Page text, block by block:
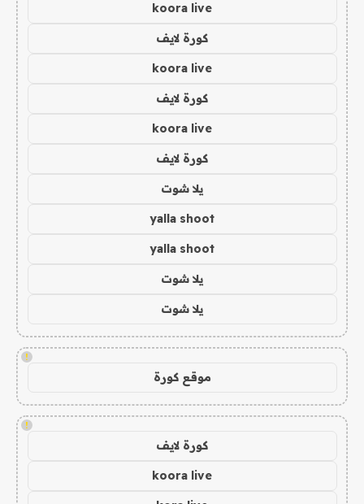
koora live
كورة لايف
koora live
كورة لايف
koora live
كورة لايف
يلا شوت
yalla shoot
yalla shoot
يلا شوت
يلا شوت
!
موقع كورة
!
كورة لايف
koora live